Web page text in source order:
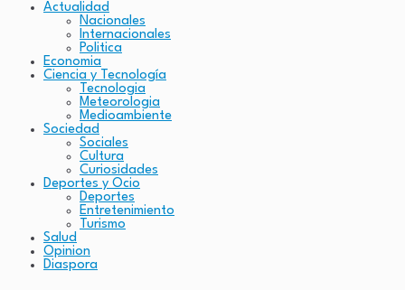
Actualidad
Nacionales
Internacionales
Politica
Economia
Ciencia y Tecnología
Tecnologia
Meteorologia
Medioambiente
Sociedad
Sociales
Cultura
Curiosidades
Deportes y Ocio
Deportes
Entretenimiento
Turismo
Salud
Opinion
Diaspora